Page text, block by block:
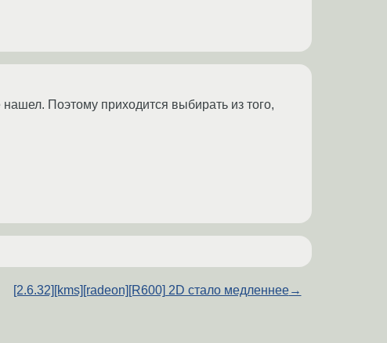
Поэтому приходится выбирать из того,
[2.6.32][kms][radeon][R600] 2D стало медленнее→